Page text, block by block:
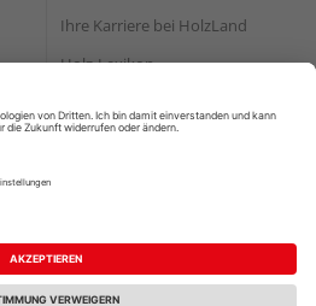
Ihre Karriere bei HolzLand
Holz-Lexikon
Nutzungsbedingungen
Vertrag widerrufen